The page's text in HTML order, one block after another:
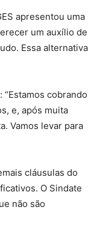
apresentou uma
um auxílio de
Essa alternativa
cobrando
e, após muita
Vamos levar para
cláusulas do
O Sindate
não são